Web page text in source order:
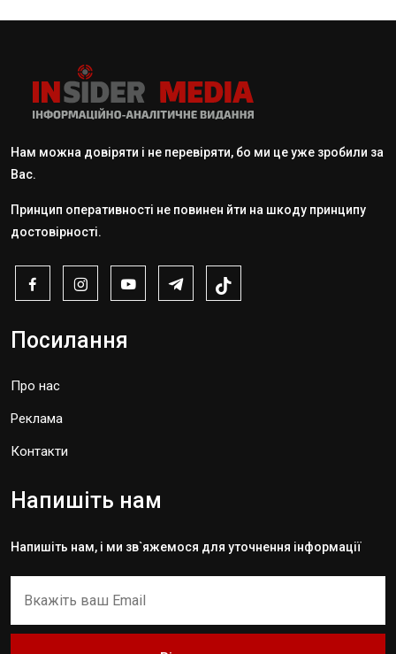
Нам можна довіряти і не перевіряти, бо ми це уже зробили за
Вас.
Принцип оперативності не повинен йти на шкоду принципу
достовірності.
Посилання
Про нас
Реклама
Контакти
Напишіть нам
Напишіть нам, і ми зв`яжемося для уточнення інформації